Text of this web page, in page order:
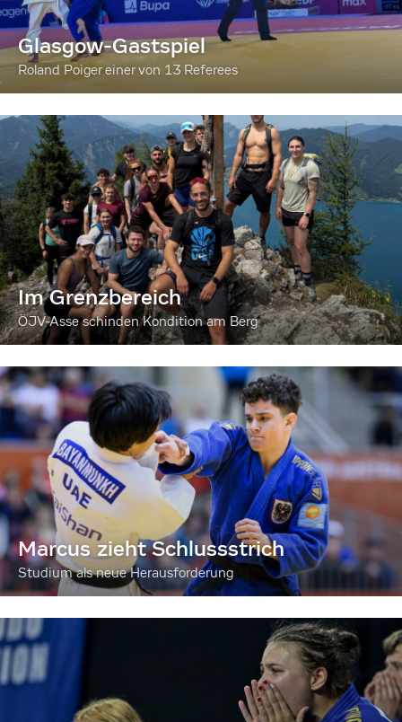
Glasgow-Gastspiel
Roland Poiger einer von 13 Referees
Im Grenzbereich
ÖJV-Asse schinden Kondition am Berg
Marcus zieht Schlussstrich
Studium als neue Herausforderung